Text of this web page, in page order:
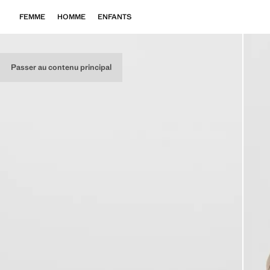
Passer au contenu principal
FEMME HOMME ENFANTS